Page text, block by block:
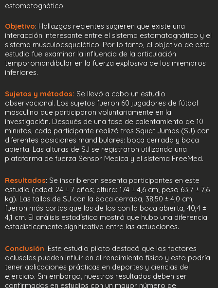
Objetivo: Hallazgos recientes sugieren que existe una
interacción interesante entre el sistema estomatognático y el
sistema musculoesquelético. Por lo tanto, el objetivo de este
estudio fue examinar la influencia de la articulación
temporomandibular en la fuerza explosiva de los miembros
inferiores.
Sujetos y métodos: Se llevó a cabo un estudio
observacional. Los sujetos fueron 60 jugadores de fútbol
masculino que participaron voluntariamente en la
investigación. Después de una fase de calentamiento de 10
minutos, cada participante realizó tres Squat Jumps (SJ) con
diferentes posiciones mandibulares: boca cerrada y boca
abierta. Las alturas de SJ se registraron utilizando una
plataforma de fuerza Sensor Medica y el sistema FreeMed.
Resultados: Se inscribieron sesenta participantes en este
estudio (edad: 24 ± 7 años; altura: 174 ± 4,6 cm; peso 63,7 ± 7,6
kg). Las tallas de SJ con la boca cerrada, 38,50 ± 4,0 cm,
fueron más cortas que las de los con la boca abierta, 40,4 ±
4,1 cm. El análisis estadístico mostró que hubo una diferencia
estadísticamente significativa entre las actuaciones.
Conclusión: Este estudio piloto destacó que los factores
oclusales pueden influir en el rendimiento físico y esto podría
tener aplicaciones prácticas en deportes y ciencias del
ejercicio. Sin embargo, nuestros resultados deben ser
confirmados en estudios con un mayor número de
estomatognático